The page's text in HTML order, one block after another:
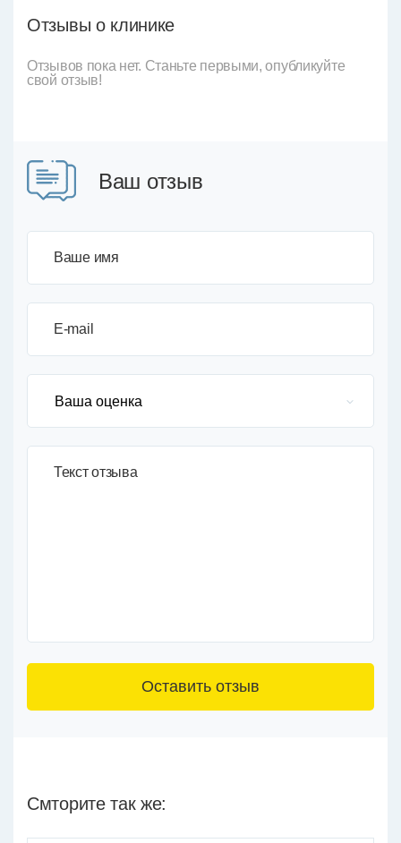
Отзывы о клинике
Отзывов пока нет. Станьте первыми, опубликуйте
свой отзыв!
Ваш отзыв
Ваше имя
E-mail
Текст отзыва
Смторите так же: